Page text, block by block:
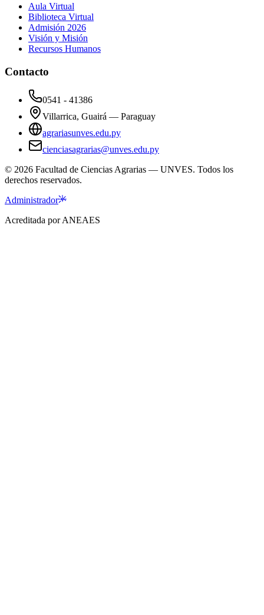
Aula Virtual
Biblioteca Virtual
Admisión 2026
Visión y Misión
Recursos Humanos
Contacto
0541 - 41386
Villarrica, Guairá — Paraguay
agrariasunves.edu.py
cienciasagrarias@unves.edu.py
© 2026 Facultad de Ciencias Agrarias — UNVES. Todos los
derechos reservados.
Administrador
Acreditada por ANEAES